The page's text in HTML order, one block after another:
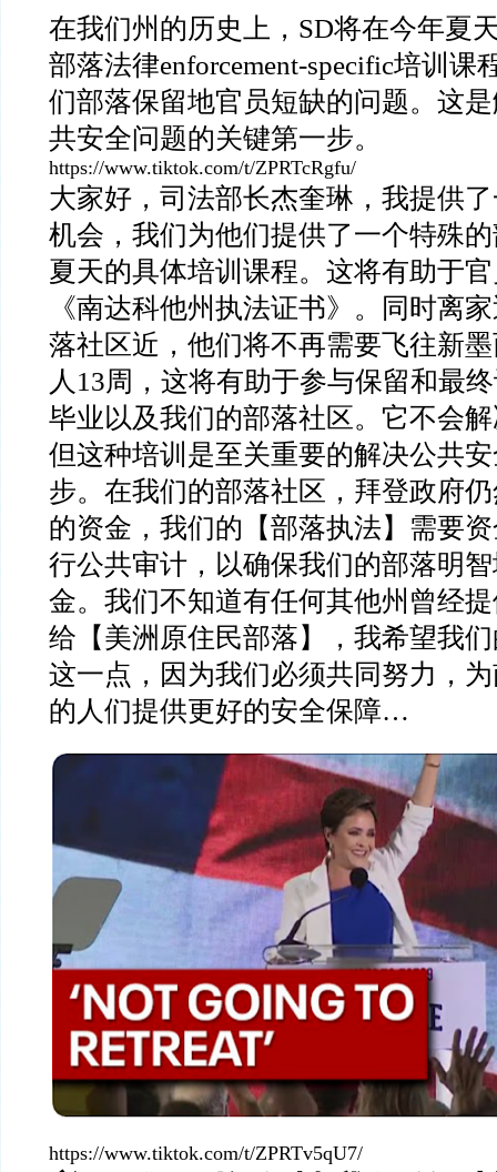
在我们州的历史上，SD将在今年夏
部落法律enforcement-specific培训课
们部落保留地官员短缺的问题。这
共安全问题的关键第一步。
https://www.tiktok.com/t/ZPRTcRgfu/
大家好，司法部长杰奎琳，我提供
机会，我们为他们提供了一个特殊
夏天的具体培训课程。这将有助于
《南达科他州执法证书》。同时离
落社区近，他们将不再需要飞往新
人13周，这将有助于参与保留和最
毕业以及我们的部落社区。它不会
但这种培训是至关重要的解决公共
步。在我们的部落社区，拜登政府
的资金，我们的【部落执法】需要
行公共审计，以确保我们的部落明
金。我们不知道有任何其他州曾经
给【美洲原住民部落】，我希望我
这一点，因为我们必须共同努力，
的人们提供更好的安全保障…
https://www.tiktok.com/t/ZPRTv5qU7/